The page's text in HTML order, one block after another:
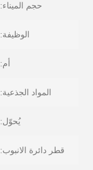
حجم الميناء:
الوظيفة:
أم:
المواد الجذعية:
يُحوّل:
قطر دائرة الانبوب: